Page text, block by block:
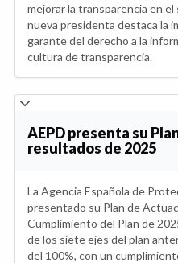
mejorar la transparencia en
nueva presidenta destaca la
garante del derecho a la
cultura de transparencia.
AEPD presenta su
resultados de 2025
La Agencia Española de
presentado su Plan de
Cumplimiento del Plan de
de los siete ejes del plan
del 100%, con un